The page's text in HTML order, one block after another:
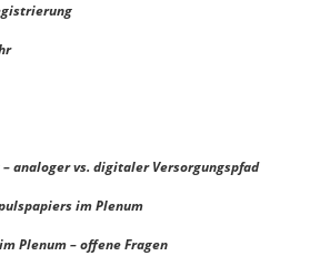
– analoger vs. digitaler Versorgungspfad
im Plenum
Plenum – offene Fragen